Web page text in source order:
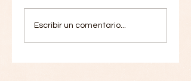
Escribir un comentario...